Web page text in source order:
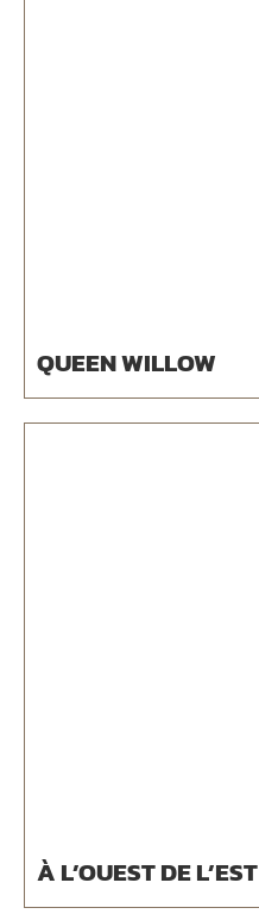
QUEEN WILLOW
À L’OUEST DE L’EST